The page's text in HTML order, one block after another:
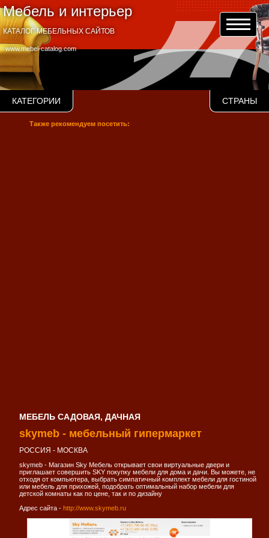
Мебель и интерьер
www.mebel-catalog.com
КАТАЛОГ МЕБЕЛЬНЫХ САЙТОВ
КАТЕГОРИИ СТРАНЫ
Также рекомендуем посетить:
МЕБЕЛЬ САДОВАЯ, ДАЧНАЯ
skymeb - мебельный гипермаркет
РОССИЯ - МОСКВА
skymeb - Магазин Sky Мебель открывает свои виртуальные двери и
приглашает совершить SKY покупку мебели для дома и дачи. Вы можете, не
отходя от компьютера, выбрать симпатичный комплект мебели для гостиной
или мебель для прихожей, подобрать оптимальный набор мебели для
детской комнаты как по цене, так и по дизайну
Адрес сайта - http://www.skymeb.ru